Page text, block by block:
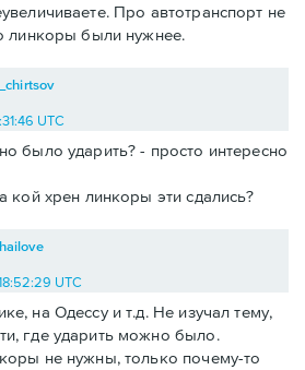
Про автотранспорт не
линкоры были нужнее.
UTC
было ударить? - просто интересно
кой хрен линкоры эти сдались?
UTC
на Одессу и т.д. Не изучал тему,
где ударить можно было.
не нужны, только почему-то